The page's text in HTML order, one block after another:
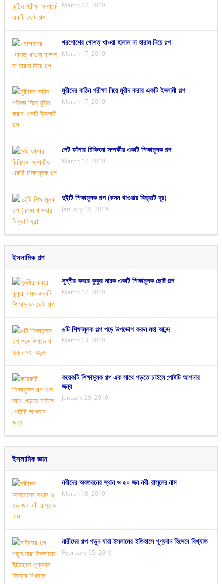
March 17, 2019
খরগোশের গোশত্ খাওয়া হালাল না হারাম নিয়ে গল্প
March 17, 2019
মুরীদের কঠিন পরীক্ষা নিয়ে মুরীদ করার একটি ইসলামী গল্প
March 17, 2019
পেট ফাঁপার চিকিৎসা সম্পর্কীয় একটি শিক্ষামূলক গল্প
March 17, 2019
দুইটি শিক্ষামূলক গল্প (কসম খাওয়ার বিভ্রাট দূর)
January 11, 2019
ইসলামিক গল্প
সুন্নীর কবরে কুকুর নামক একটি শিক্ষামূলক ছোট গল্প
March 17, 2019
৬টি শিক্ষামূলক গল্প পড়ে উপভোগ করুন মহা আনন্দ
March 13, 2019
কয়েকটি শিক্ষামূলক গল্প এক সাথে পড়তে চাইলে পোষ্টটি আপনার
জন্য
January 29, 2019
ইসলামিক জ্ঞান
নবীদের অবতরনের স্থান ও ৫০ জন নবী-রাসূলের নাম
March 18, 2019
নারীদের গল্প পড়ুন যারা ইসলামের ইতিহাসে পূণ্যবান হিসেবে বিখ্যাত
February 05, 2019